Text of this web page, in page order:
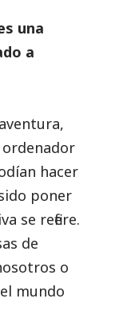
una
a
hacer
poner
se refiere.
de
o
mundo